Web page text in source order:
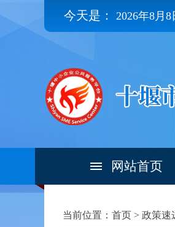
今天是： 2026年8月
网站首页
当前位置：首页 > 政策速